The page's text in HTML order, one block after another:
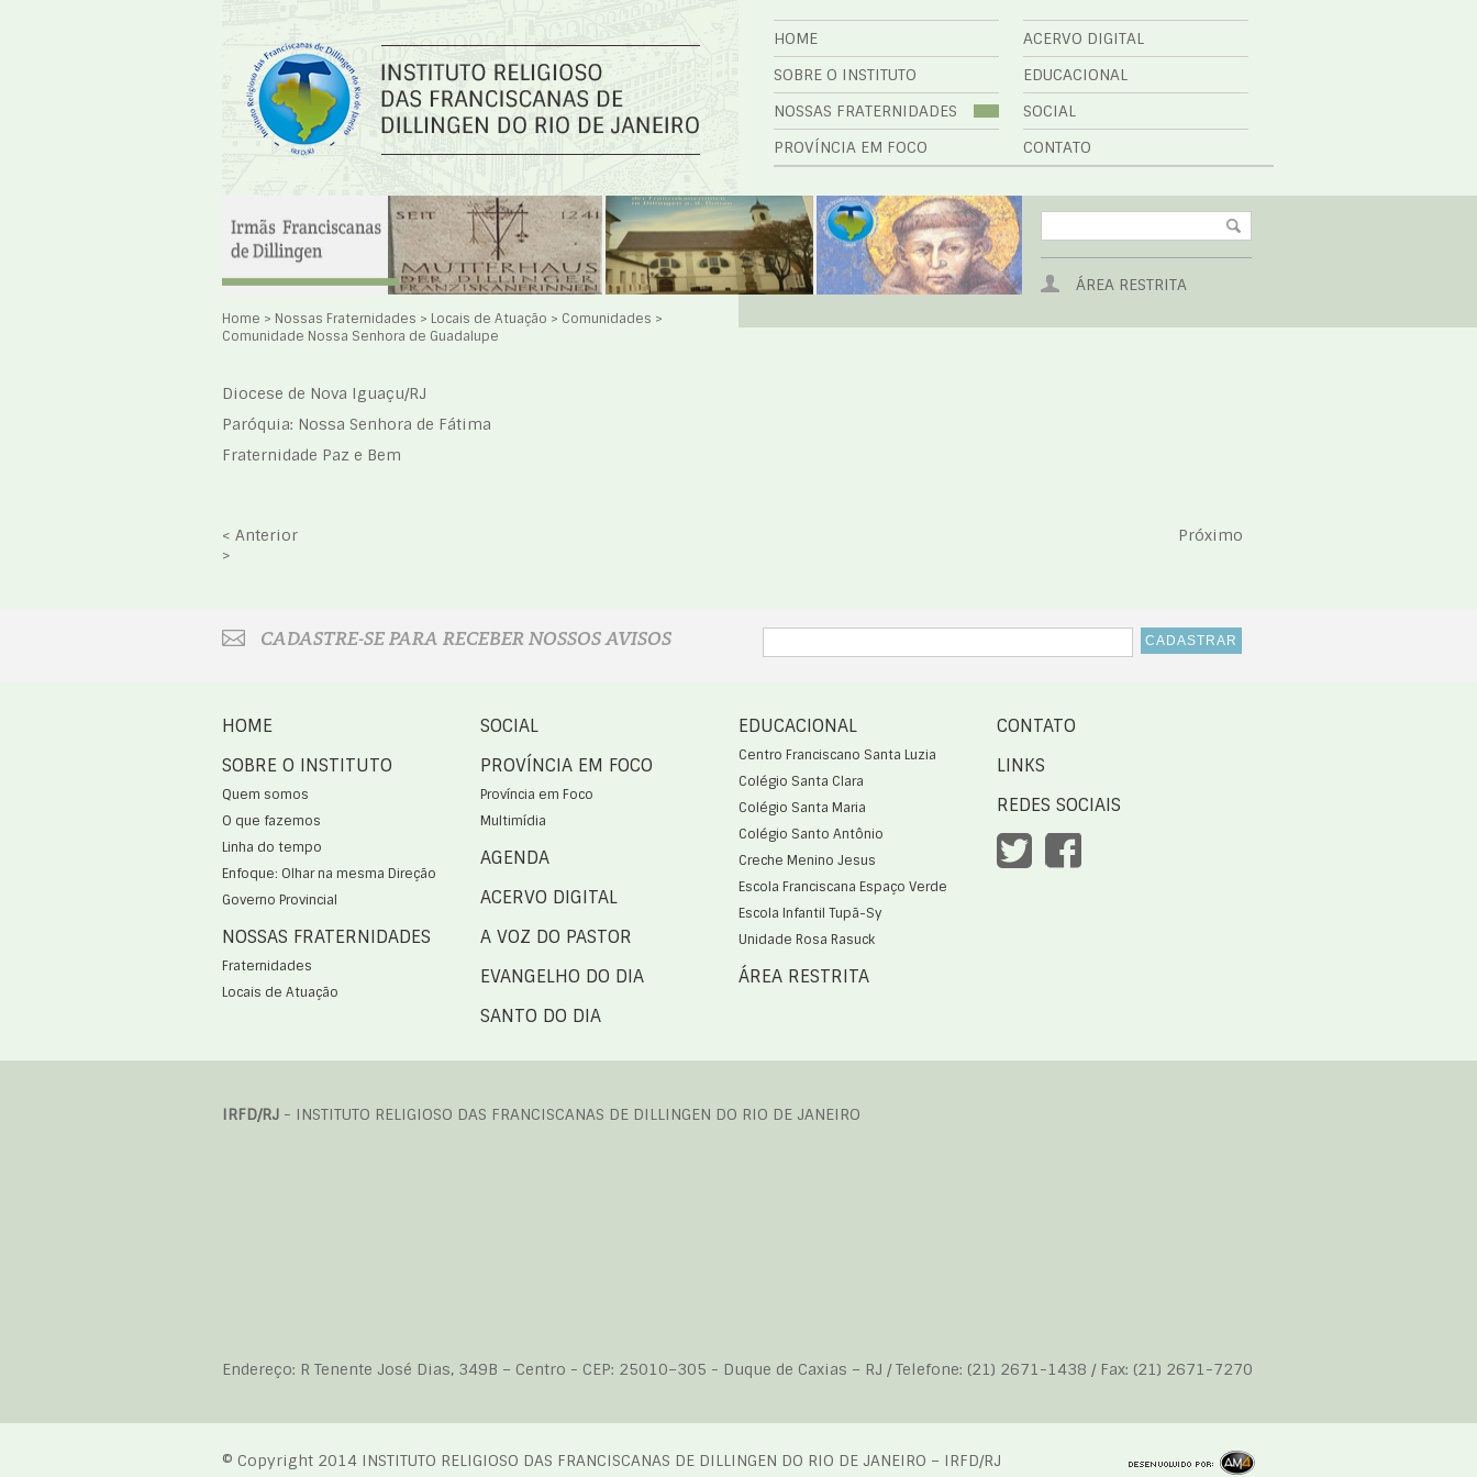
HOME
ACERVO DIGITAL
SOBRE O INSTITUTO
EDUCACIONAL
NOSSAS FRATERNIDADES
SOCIAL
PROVÍNCIA EM FOCO
CONTATO
ÁREA RESTRITA
Home > Nossas Fraternidades > Locais de Atuação > Comunidades >
Comunidade Nossa Senhora de Guadalupe
Diocese de Nova Iguaçu/RJ
Paróquia: Nossa Senhora de Fátima
Fraternidade Paz e Bem
< Anterior
Próximo
>
CADASTRE-SE PARA RECEBER NOSSOS AVISOS
HOME
SOBRE O INSTITUTO
Quem somos
O que fazemos
Linha do tempo
Enfoque: Olhar na mesma Direção
Governo Provincial
NOSSAS FRATERNIDADES
Fraternidades
Locais de Atuação
SOCIAL
PROVÍNCIA EM FOCO
Província em Foco
Multimídia
AGENDA
ACERVO DIGITAL
A VOZ DO PASTOR
EVANGELHO DO DIA
SANTO DO DIA
EDUCACIONAL
Centro Franciscano Santa Luzia
Colégio Santa Clara
Colégio Santa Maria
Colégio Santo Antônio
Creche Menino Jesus
Escola Franciscana Espaço Verde
Escola Infantil Tupã-Sy
Unidade Rosa Rasuck
ÁREA RESTRITA
CONTATO
LINKS
REDES SOCIAIS
IRFD/RJ - INSTITUTO RELIGIOSO DAS FRANCISCANAS DE DILLINGEN DO RIO DE JANEIRO
Endereço: R Tenente José Dias, 349B – Centro - CEP: 25010–305 - Duque de Caxias – RJ / Telefone: (21) 2671-1438 / Fax: (21) 2671-7270
© Copyright 2014 INSTITUTO RELIGIOSO DAS FRANCISCANAS DE DILLINGEN DO RIO DE JANEIRO – IRFD/RJ